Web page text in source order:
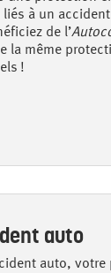
à un
de l’
la même
!
auto
auto, votre